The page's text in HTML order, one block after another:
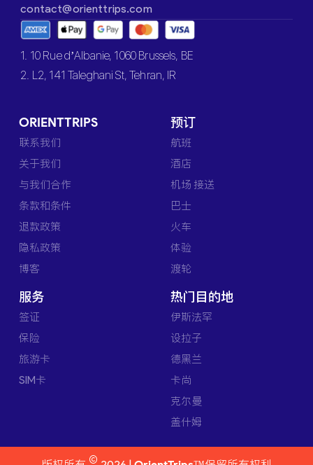
contact@orienttrips.com
1. 10 Rue d’Albanie, 1060 Brussels, BE
2. L2, 141 Taleghani St, Tehran, IR
ORIENTTRIPS
联系我们
关于我们
与我们合作
条款和条件
退款政策
隐私政策
博客
预订
航班
酒店
机场 接送
巴士
火车
体验
渡轮
服务
签证
保险
旅游卡
SIM卡
热门目的地
伊斯法罕
设拉子
德黑兰
卡尚
克尔曼
盖什姆